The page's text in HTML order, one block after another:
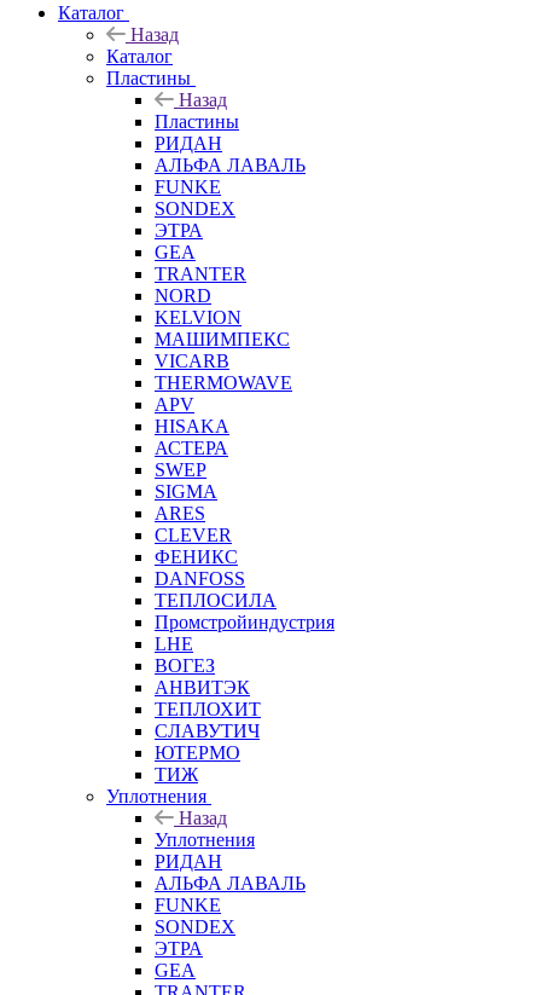
Каталог
Назад
Каталог
Пластины
Назад
Пластины
РИДАН
АЛЬФА ЛАВАЛЬ
FUNKE
SONDEX
ЭТРА
GEA
TRANTER
NORD
KELVION
МАШИМПЕКС
VICARB
THERMOWAVE
APV
HISAKA
АСТЕРА
SWEP
SIGMA
ARES
CLEVER
ФЕНИКС
DANFOSS
ТЕПЛОСИЛА
Промстройиндустрия
LHE
ВОГЕЗ
АНВИТЭК
ТЕПЛОХИТ
СЛАВУТИЧ
ЮТЕРМО
ТИЖ
Уплотнения
Назад
Уплотнения
РИДАН
АЛЬФА ЛАВАЛЬ
FUNKE
SONDEX
ЭТРА
GEA